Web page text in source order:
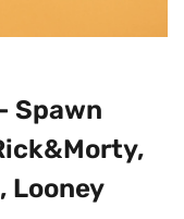
Spawn
Looney